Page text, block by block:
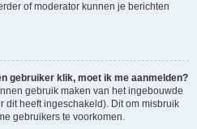
of moderator kunnen je berichten
gebruiker klik, moet ik me aanmelden?
gebruik maken van het ingebouwde
heeft ingeschakeld). Dit om misbruik
gebruikers te voorkomen.